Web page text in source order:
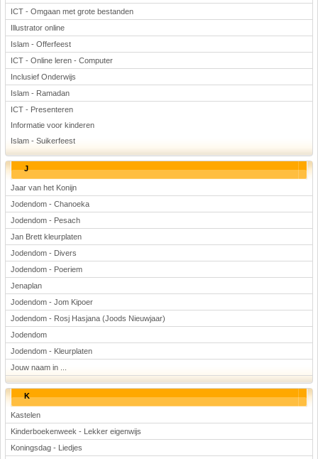
ICT - Omgaan met grote bestanden
Illustrator online
Islam - Offerfeest
ICT - Online leren - Computer
Inclusief Onderwijs
Islam - Ramadan
ICT - Presenteren
Informatie voor kinderen
Islam - Suikerfeest
J
Jaar van het Konijn
Jodendom - Chanoeka
Jodendom - Pesach
Jan Brett kleurplaten
Jodendom - Divers
Jodendom - Poeriem
Jenaplan
Jodendom - Jom Kipoer
Jodendom - Rosj Hasjana (Joods Nieuwjaar)
Jodendom
Jodendom - Kleurplaten
Jouw naam in ...
K
Kastelen
Kinderboekenweek - Lekker eigenwijs
Koningsdag - Liedjes